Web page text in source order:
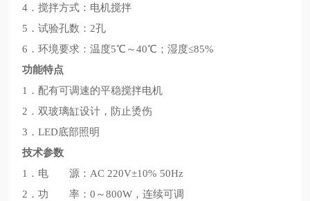
4．搅拌方式：电机搅拌
5．试验孔数：2孔
6．环境要求：温度5℃～40℃；湿度≤85%
功能特点
1．配有可调速的平稳搅拌电机
2．双玻璃缸设计，防止烫伤
3．LED底部照明
技术参数
1．电 源：AC 220V±10% 50Hz
2．功 率：0～800W，连续可调